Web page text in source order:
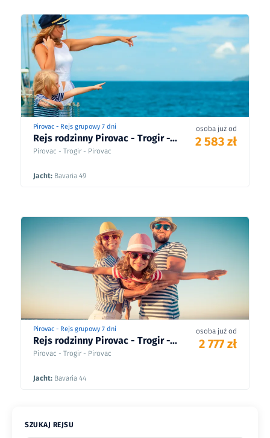
SZUKAJ REJSU
Pirovac - Rejs grupowy 7 dni
Rejs rodzinny Pirovac - Trogir -...
Pirovac - Trogir - Pirovac
Jacht: Bavaria 49
osoba już od
2 583 zł
Pirovac - Rejs grupowy 7 dni
Rejs rodzinny Pirovac - Trogir -...
Pirovac - Trogir - Pirovac
Jacht: Bavaria 44
osoba już od
2 777 zł